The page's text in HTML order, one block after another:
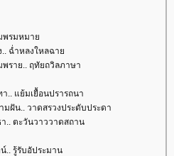
มพรมหมา
.. ฉ่ำหลงใหลฉา
ราย.. ฤทัยถวิลภาษา
า.. แย้มเยื้อนปรารถนา
มฝัน.. วาดสรวงประดับประดา
.. ตะวันวาววาดสถาน
.. รู้รับอัประมาน